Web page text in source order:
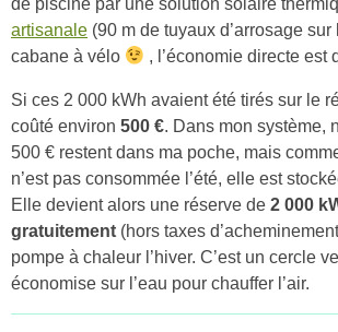
artisanale (90 m de tuyaux d’arrosage sur
cabane à vélo
, l’économie directe est
Si ces 2 000 kWh avaient été tirés sur le
coûté environ 500 €. Dans mon système,
500 € restent dans ma poche, mais
n’est pas consommée l’été, elle est
Elle devient alors une réserve de 2 000
gratuitement (hors taxes
pompe à chaleur l’hiver. C’est un cercle
économise sur l’eau pour chauffer l’air.